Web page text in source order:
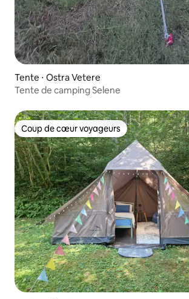
Tente ⋅ Ostra Vetere
Tente de camping Selene
Coup de cœur voyageurs
Coup de cœur voyageurs